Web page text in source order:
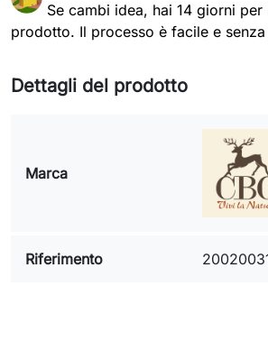
Se cambi idea, hai 14 giorni per
prodotto. Il processo è facile e
Dettagli del prodotto
Marca
Riferimento